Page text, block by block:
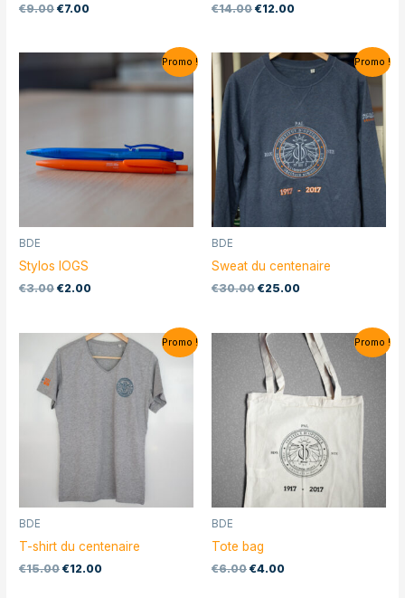
€9.00 €7.00 €14.00 €12.00
Promo !
BDE
Stylos IOGS
€3.00 €2.00
Promo !
BDE
Sweat du centenaire
€30.00 €25.00
Promo !
BDE
T-shirt du centenaire
€15.00 €12.00
Promo !
BDE
Tote bag
€6.00 €4.00